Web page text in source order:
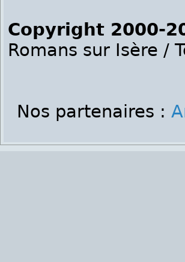
Copyright 2000-
Romans sur Isère /
Nos partenaires :